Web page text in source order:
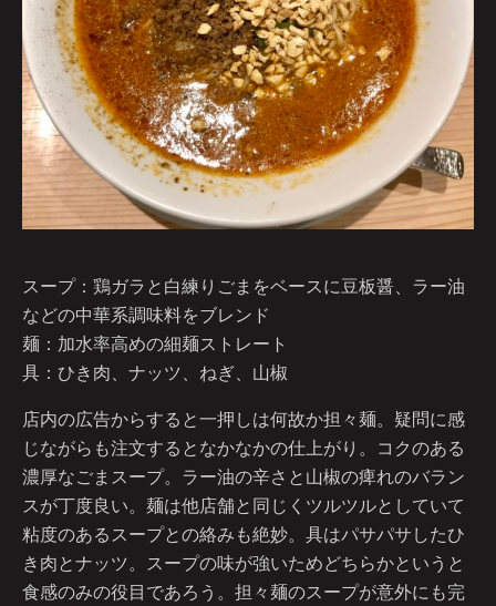
スープ：鶏ガラと白練りごまをベースに豆板醤、ラー油
などの中華系調味料をブレンド
麺：加水率高めの細麺ストレート
具：ひき肉、ナッツ、ねぎ、山椒
店内の広告からすると一押しは何故か担々麺。疑問に感
じながらも注文するとなかなかの仕上がり。コクのある
濃厚なごまスープ。ラー油の辛さと山椒の痺れのバラン
スが丁度良い。麺は他店舗と同じくツルツルとしていて
粘度のあるスープとの絡みも絶妙。具はパサパサしたひ
き肉とナッツ。スープの味が強いためどちらかというと
食感のみの役目であろう。担々麺のスープが意外にも完